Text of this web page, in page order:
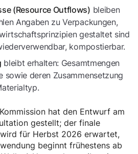
(Resource Outflows) bleiben
Angaben zu Verpackungen,
gestaltet sind
kompostierbar.
bleibt erhalten: Gesamtmengen
sowie deren Zusammensetzung
hat den Entwurf am
gestellt; der finale
für Herbst 2026 erwartet,
beginnt frühestens ab